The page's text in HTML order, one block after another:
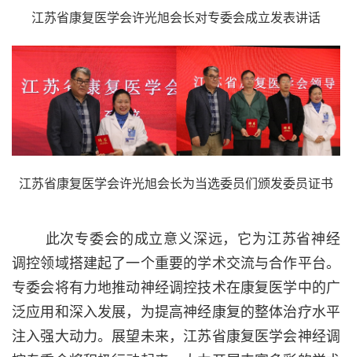
江苏省康复医学会许光旭会长对专委会成立发表讲话
江苏省康复医学会许光旭会长为当选委员们颁发委员证书
此次专委会的成立意义深远，它为江苏省神经
调控领域搭建起了一个重要的学术交流与合作平台。
专委会将有力地推动神经调控技术在康复医学中的广
泛应用和深入发展，为提高神经康复的整体治疗水平
注入强大动力。展望未来，江苏省康复医学会神经调